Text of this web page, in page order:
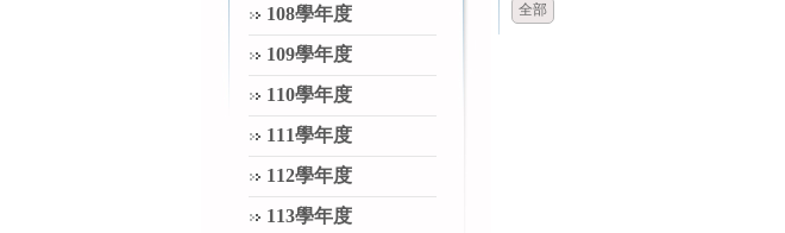
108學年度
109學年度
110學年度
111學年度
112學年度
113學年度
全部